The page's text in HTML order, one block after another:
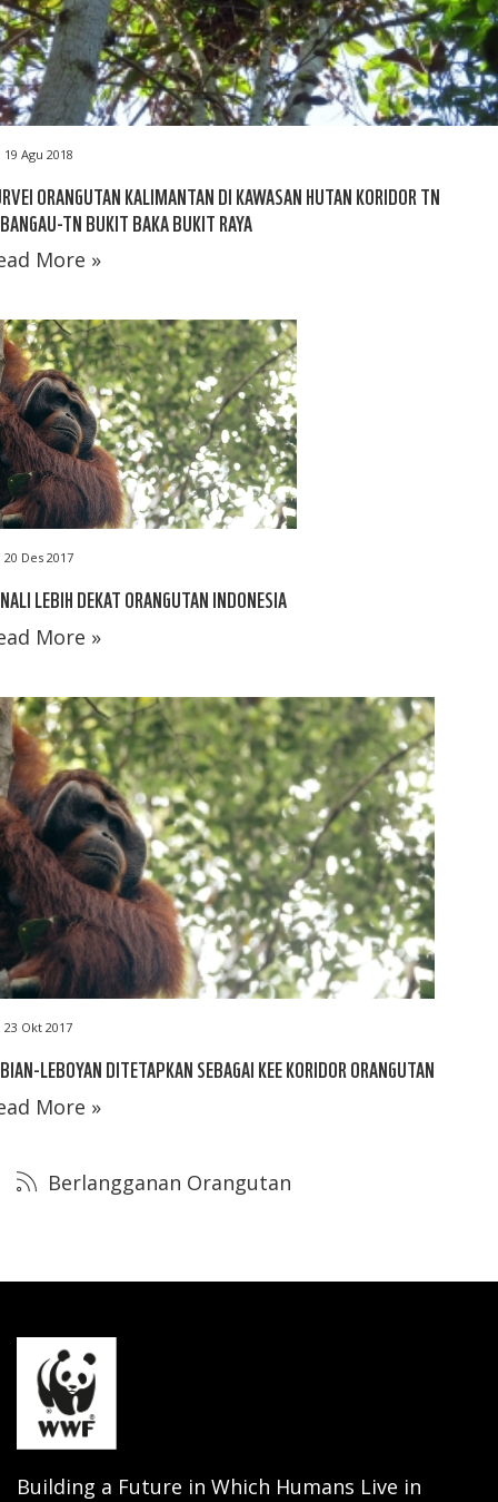
19 Agu 2018
ORANGUTAN KALIMANTAN DI KAWASAN HUTAN KORIDOR TN
TN BUKIT BAKA BUKIT RAYA
More »
20 Des 2017
LEBIH DEKAT ORANGUTAN INDONESIA
More »
23 Okt 2017
LEBOYAN DITETAPKAN SEBAGAI KEE KORIDOR ORANGUTAN
More »
Berlangganan Orangutan
Building a Future in Which Humans Live in